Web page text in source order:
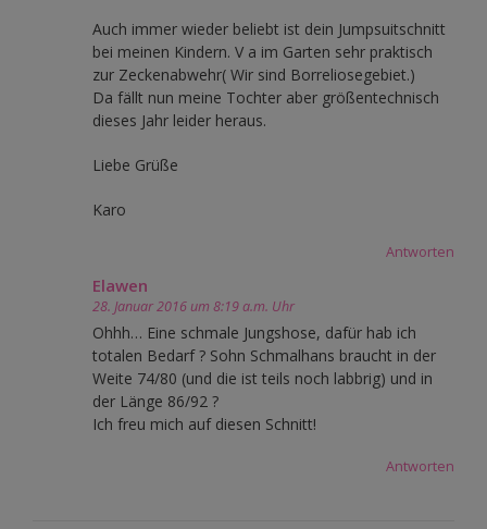
Auch immer wieder beliebt ist dein Jumpsuitschnitt
bei meinen Kindern. V a im Garten sehr praktisch
zur Zeckenabwehr( Wir sind Borreliosegebiet.)
Da fällt nun meine Tochter aber größentechnisch
dieses Jahr leider heraus.
Liebe Grüße
Karo
Antworten
Elawen
28. Januar 2016 um 8:19 a.m. Uhr
Ohhh… Eine schmale Jungshose, dafür hab ich
totalen Bedarf ? Sohn Schmalhans braucht in der
Weite 74/80 (und die ist teils noch labbrig) und in
der Länge 86/92 ?
Ich freu mich auf diesen Schnitt!
Antworten